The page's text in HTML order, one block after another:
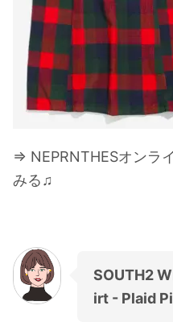
⇒ NEPRNTHESオンラ
みる♫
SOUTH2
irt - Plaid